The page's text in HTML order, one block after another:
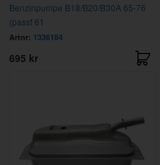
Benzinpumpe B18/B20/B30A 65-76
(passt 61
Artnr: 1336184
695 kr